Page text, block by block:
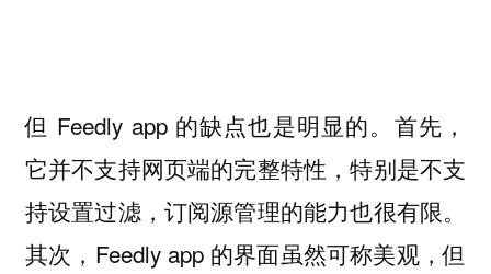
但 Feedly app 的缺点也是明显的。首先，
它并不支持网页端的完整特性，特别是不支
持设置过滤，订阅源管理的能力也很有限。
其次，Feedly app 的界面虽然可称美观，但